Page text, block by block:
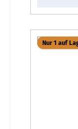
Nur 1 auf